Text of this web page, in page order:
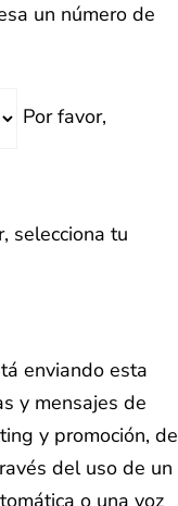
un número de
Por favor,
selecciona tu
enviando esta
y mensajes de
y promoción, de
del uso de un
o una voz